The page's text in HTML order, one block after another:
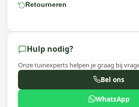
Retourneren
Hulp nodig?
Onze tuinexperts helpen je graag bij
Bel ons
WhatsApp